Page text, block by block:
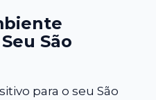
São
para o seu São